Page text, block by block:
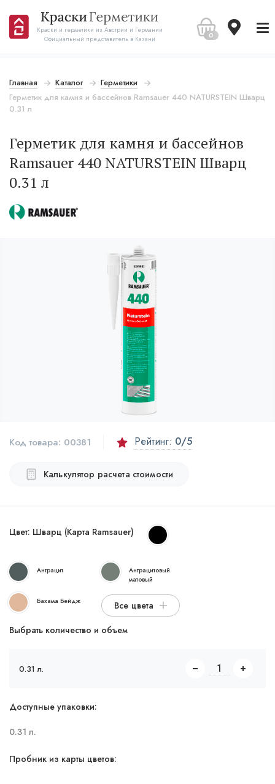
Краски и герметики из Австрии и Германии
Официальный представитель в Казани
0
Главная Каталог
Герметики
Герметик для камня и бассейнов Ramsauer 440 NATURSTEIN Шварц
0.31 л
Герметик для камня и бассейнов
Ramsauer 440 NATURSTEIN Шварц
0.31 л
Код товара: 00381 Рейтинг: 0/5
Калькулятор расчета стоимости
Цвет: Шварц (Карта Ramsauer)
Антрацит
Антрацитовый
матовый
Бахама Бейдж
Все цвета
Выбрать количество и объем
0.31 л.
Доступные упаковки:
0.31 л.
Пробник из карты цветов: